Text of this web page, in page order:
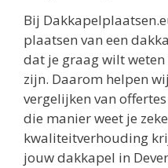
Bij
plaatsen van een
dat je graag wilt
zijn. Daarom helpen
vergelijken van
die manier weet je
kwaliteitverhouding
jouw dakkapel in